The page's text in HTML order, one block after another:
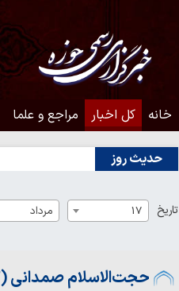
خانه کل اخبار مراجع و علما
حدیث روز
تاریخ 17 مرداد
حجت‌الاسلام صمدانی (7)